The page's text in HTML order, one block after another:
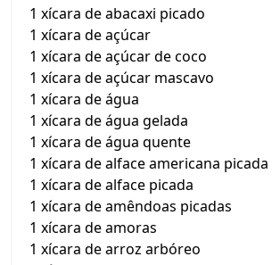
1 xícara de abacaxi picado
1 xícara de açúcar
1 xícara de açúcar de coco
1 xícara de açúcar mascavo
1 xícara de água
1 xícara de água gelada
1 xícara de água quente
1 xícara de alface americana picada
1 xícara de alface picada
1 xícara de amêndoas picadas
1 xícara de amoras
1 xícara de arroz arbóreo